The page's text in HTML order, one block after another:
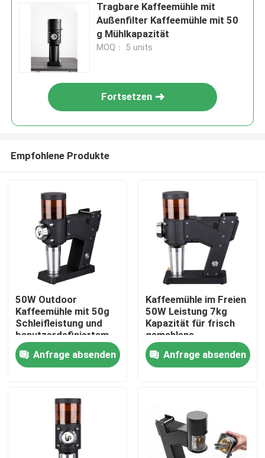
Haus
VR Show
Tragbare Kaffeemühle mit
Außenfilter Kaffeemühle mit 50
g Mühlkapazität
MOQ： 5 units
Fortsetzen
Empfohlene Produkte
50W Outdoor
Kaffeemühle mit 50g
Schleifleistung und
benutzerdefiniertem
Logo
Anfrage absenden
Kaffeemühle im Freien
50W Leistung 7kg
Kapazität für frisch
gemahlene
Kaffeeliebhaber
Anfrage absenden